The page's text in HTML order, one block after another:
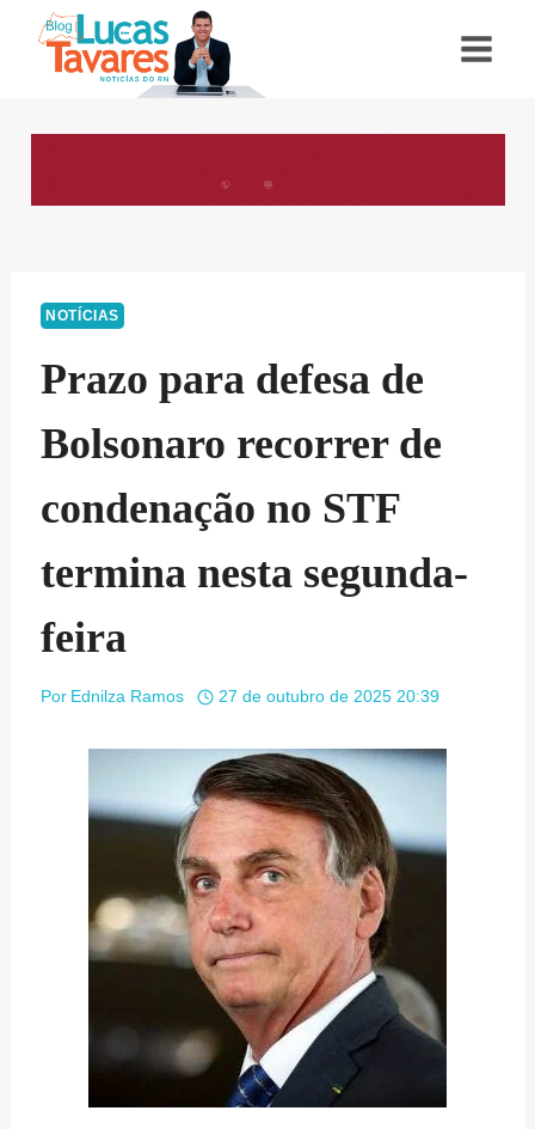
NOTÍCIAS
Prazo para defesa de
Bolsonaro recorrer de
condenação no STF
termina nesta segunda-
feira
Por Ednilza Ramos 27 de outubro de 2025 20:39